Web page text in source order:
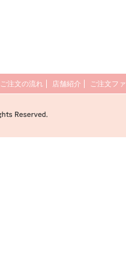
ご注文の流れ 店舗紹介 ご注文フ